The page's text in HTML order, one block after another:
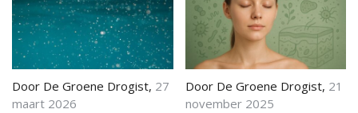
Door De Groene Drogist, 27
maart 2026
Door De Groene Drogist, 21
november 2025